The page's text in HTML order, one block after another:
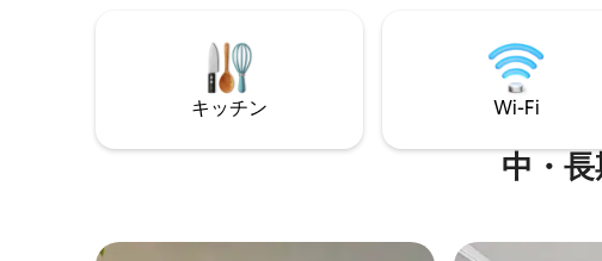
sunsets, and refined comfort.
寝具とバスアメ
キッチン Wi-Fi
中・